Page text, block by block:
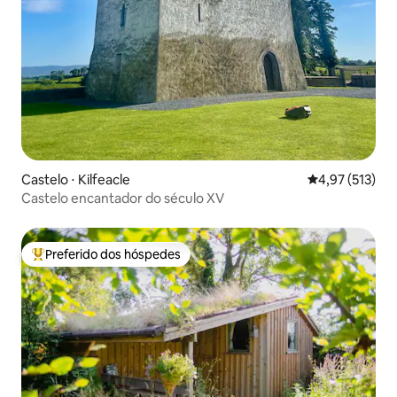
Castelo ⋅ Kilfeacle 4,97 de uma
4,97 (513)
Castelo encantador do século XV
Entre os melhores preferidos dos hóspedes
Preferido dos hóspedes